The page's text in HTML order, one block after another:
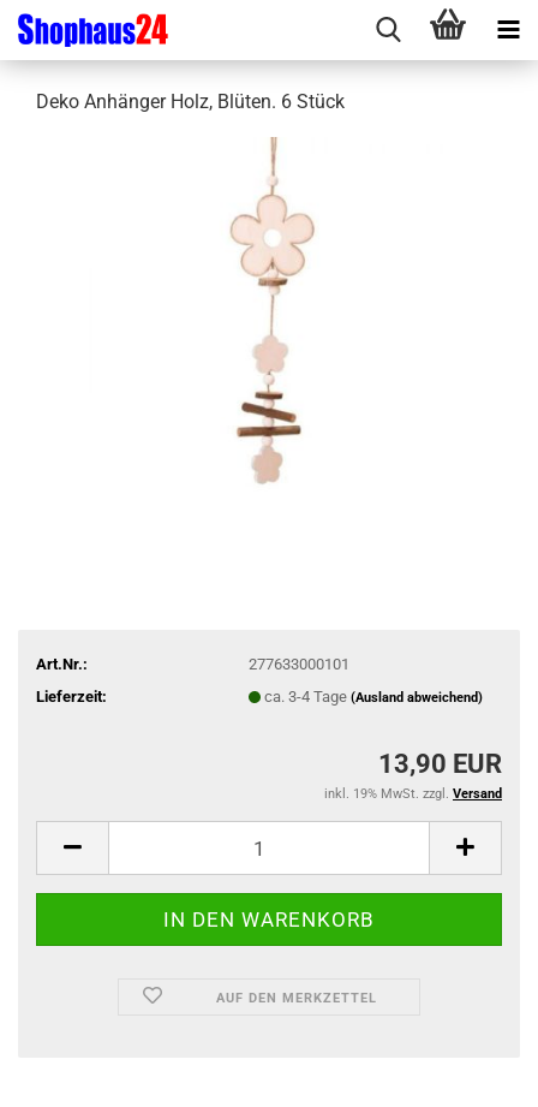
Deko Anhänger Holz, Blüten. 6 Stück
Art.Nr.:
277633000101
Lieferzeit:
ca. 3-4 Tage (Ausland abweichend)
13,90 EUR
inkl. 19% MwSt. zzgl. Versand
AUF DEN MERKZETTEL